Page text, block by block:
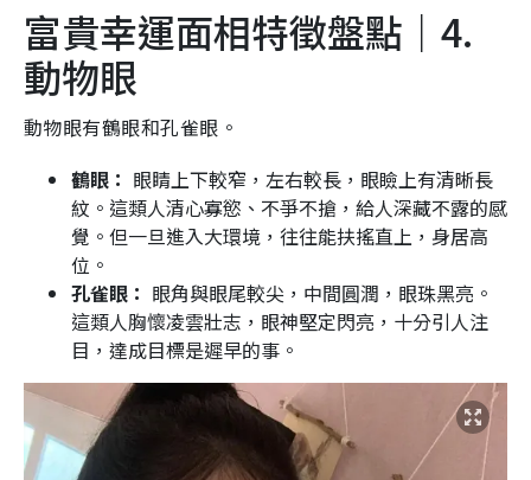
富貴幸運面相特徵盤點｜4.
動物眼
動物眼有鶴眼和孔雀眼。
鶴眼： 眼睛上下較窄，左右較長，眼瞼上有清晰長
紋。這類人清心寡慾、不爭不搶，給人深藏不露的感
覺。但一旦進入大環境，往往能扶搖直上，身居高
位。
孔雀眼： 眼角與眼尾較尖，中間圓潤，眼珠黑亮。
這類人胸懷凌雲壯志，眼神堅定閃亮，十分引人注
目，達成目標是遲早的事。